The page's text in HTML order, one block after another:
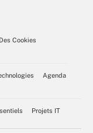
Cookies
Agenda
Projets IT